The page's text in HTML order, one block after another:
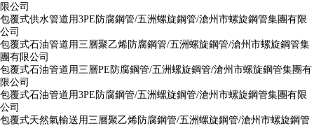
限公司
包覆式供水管道用3PE防腐鋼管/五洲螺旋鋼管/滄州市螺旋鋼管集團有限
公司
包覆式石油管道用三層聚乙烯防腐鋼管/五洲螺旋鋼管/滄州市螺旋鋼管集
團有限公司
包覆式石油管道用三層PE防腐鋼管/五洲螺旋鋼管/滄州市螺旋鋼管集團有
限公司
包覆式石油管道用3PE防腐鋼管/五洲螺旋鋼管/滄州市螺旋鋼管集團有限
公司
包覆式天然氣輸送用三層聚乙烯防腐鋼管/五洲螺旋鋼管/滄州市螺旋鋼管